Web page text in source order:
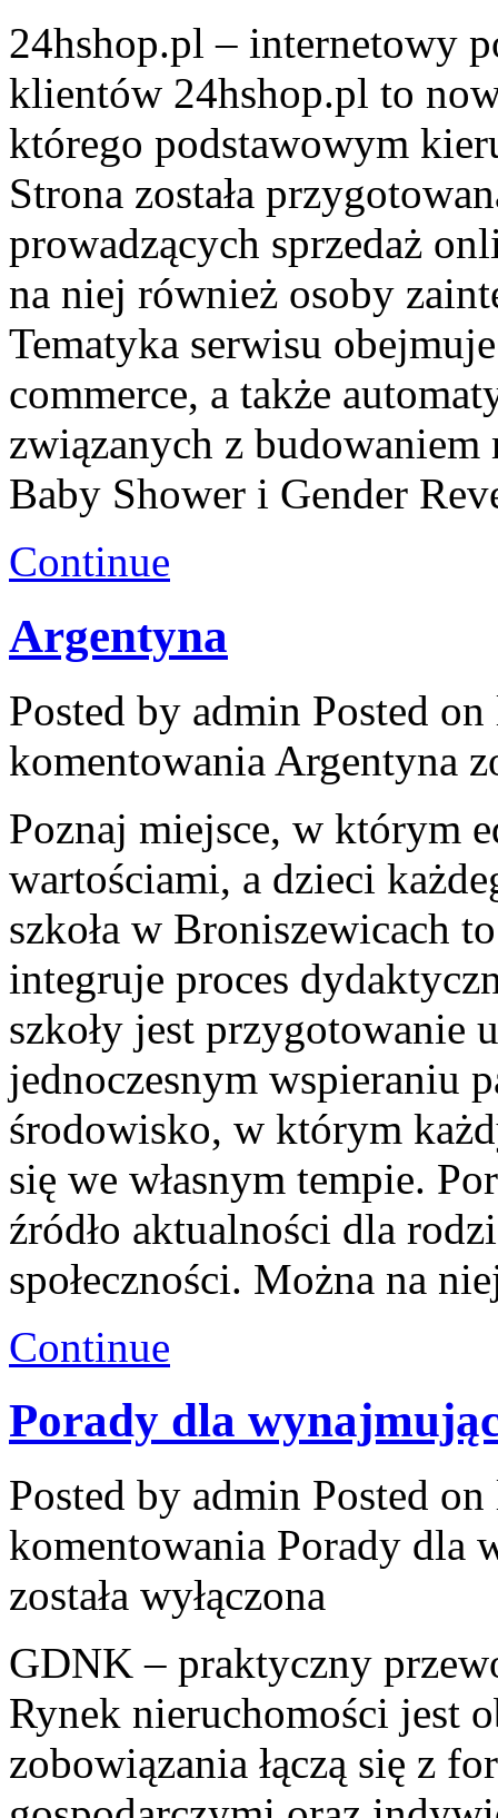
24hshop.pl – internetowy
klientów 24hshop.pl to
którego podstawowym
Strona została
prowadzących sprzedaż
na niej również osoby
Tematyka serwisu
commerce, a także
związanych z
Baby Shower i Gender
Continue
Argentyna
Posted by admin Posted
komentowania Argentyna
Poznaj miejsce, w którym
wartościami, a dzieci
szkoła w Broniszewicach
integruje proces
szkoły jest przygotowanie
jednoczesnym wspieraniu
środowisko, w którym
się we własnym tempie.
źródło aktualności dla
społeczności. Można na
Continue
Porady dla
Posted by admin Posted
komentowania Porady dla
została wyłączona
GDNK – praktyczny
Rynek nieruchomości jest
zobowiązania łączą się z